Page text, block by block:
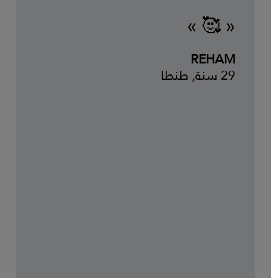
« 🥰 »
REHAM
29 سنة, طنطا